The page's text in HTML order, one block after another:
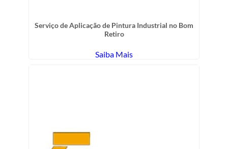
Serviço de Aplicação de Pintura Industrial no Bom
Retiro
Saiba Mais